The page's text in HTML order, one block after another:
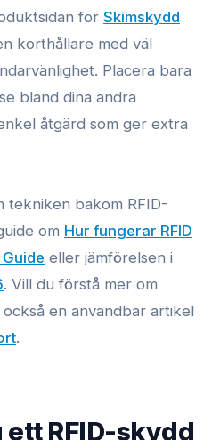
för Skimskydd
korthållare med väl
Placera bara
bland dina andra
åtgärd som ger extra
tekniken bakom RFID-
om Hur fungerar RFID
eller jämförelsen i
. Vill du förstå mer om
en användbar artikel
.
RFID-skydd